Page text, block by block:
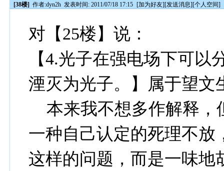
[38楼] 作者:dyn2h 发表时间: 2011/07/18 17:15 [加为好友][发送消息][个人空间]
对【25楼】说：
【4.光子在强电场下可
湮灭为光子。】属于望文
本来我不想多作解释，
一种自己认定的死理不放
这样的问题，而是一味地